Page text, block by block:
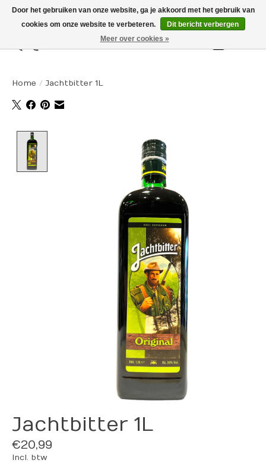
Home / Jachtbitter 1L
Product image slideshow Items
Jachtbitter 1L
€20,99
Incl. btw
Door het gebruiken van onze website, ga je akkoord met het gebruik van
cookies om onze website te verbeteren.
Dit bericht verbergen
Meer over cookies »